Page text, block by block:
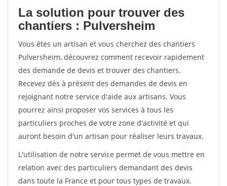
La solution pour trouver des
chantiers : Pulversheim
Vous êtes un artisan et vous cherchez des chantiers
Pulversheim, découvrez comment recevoir rapidement
des demande de devis et trouver des chantiers.
Recevez dès à présent des demandes de devis en
rejoignant notre service d'aide aux artisans. Vous
pourrez ainsi proposer vos services à tous les
particuliers proches de votre zone d'activité et qui
auront besoin d'un artisan pour réaliser leurs travaux.
L'utilisation de notre service permet de vous mettre en
relation avec des particuliers demandant des devis
dans toute la France et pour tous types de travaux.